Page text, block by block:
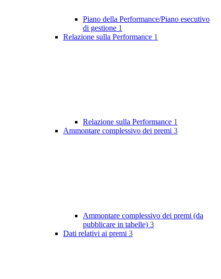
Piano della Performance/Piano esecutivo
di gestione 1
Relazione sulla Performance 1
Relazione sulla Performance 1
Ammontare complessivo dei premi 3
Ammontare complessivo dei premi (da
pubblicare in tabelle) 3
Dati relativi ai premi 3